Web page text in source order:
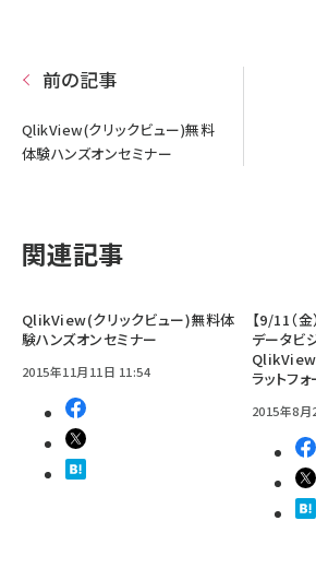
前の記事
QlikView(クリックビュー)無料
体験ハンズオンセミナー
関連記事
QlikView(クリックビュー)無料体
験ハンズオンセミナー
2015年11月11日 11:54
【9/11（
データビ
ラットフ
2015年8月